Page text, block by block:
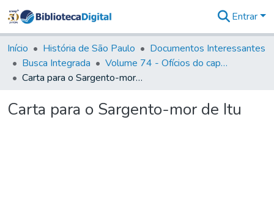
&
Coleções
Tudo na
Biblioteca
Estatísticas
Entrar
Início História de São Paulo
Documentos Interessantes
Busca Integrada
Volume 74 - Ofícios do capitão General Martim Lopes Lobo de Saldanha às Câmaras e Comandantes da Capitania (1775)
Carta para o Sargento-mor de Itu
Carta para o Sargento-mor de Itu